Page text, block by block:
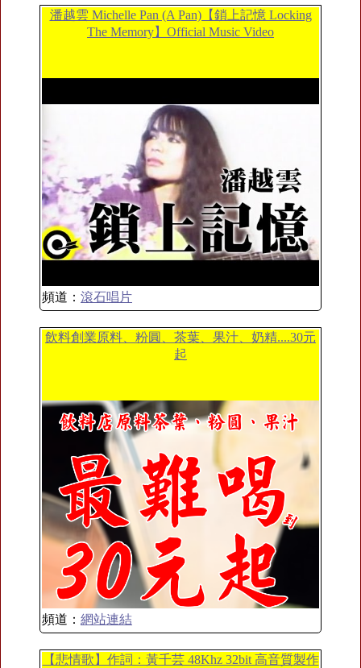
潘越雲 Michelle Pan (A Pan)【鎖上記憶 Locking
The Memory】Official Music Video
頻道： 滾石唱片
飲料創業原料、粉圓、茶葉、果汁、奶精....30元
起
頻道： 網站連結
【悲情歌】作詞：黃千芸 48Khz 32bit 高音質製作